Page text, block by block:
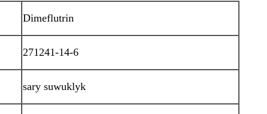
Dimeflutrin
271241-14-6
sary suwuklyk